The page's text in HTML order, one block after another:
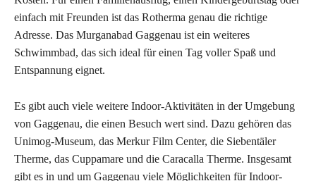
einfach mit Freunden ist das Rotherma genau die richtige
Adresse. Das Murganabad Gaggenau ist ein weiteres
Schwimmbad, das sich ideal für einen Tag voller Spaß und
Entspannung eignet.
Es gibt auch viele weitere Indoor-Aktivitäten in der Umgebung
von Gaggenau, die einen Besuch wert sind. Dazu gehören das
Unimog-Museum, das Merkur Film Center, die Siebentäler
Therme, das Cuppamare und die Caracalla Therme. Insgesamt
gibt es in und um Gaggenau viele Möglichkeiten für Indoor-